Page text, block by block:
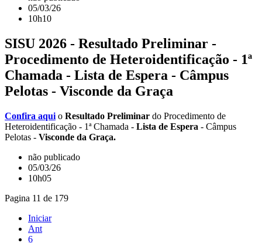
05/03/26
10h10
SISU 2026 - Resultado Preliminar -
Procedimento de Heteroidentificação - 1ª
Chamada - Lista de Espera - Câmpus
Pelotas - Visconde da Graça
Confira aqui o Resultado Preliminar do Procedimento de
Heteroidentificação - 1ª Chamada - Lista de Espera - Câmpus
Pelotas - Visconde da Graça.
não publicado
05/03/26
10h05
Pagina 11 de 179
Iniciar
Ant
6